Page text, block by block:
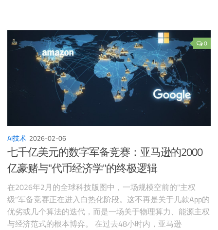
2025 年初为基准归一化后，iShares Ex
0
AI技术 2026-02-06
七千亿美元的数字军备竞赛：亚马逊的2000
亿豪赌与"代币经济学"的终极逻辑
在2026年2月的全球科技版图中，一场规模空前的"主权
级"军备竞赛正在进入白热化阶段。这不再是关于几款App的
优劣或几个算法的迭代，而是一场关于物理算力、能源主权
与经济范式的根本博弈。 在过去48小时内，亚马逊